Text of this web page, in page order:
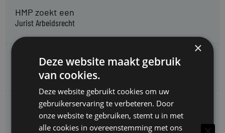
HMP zoekt een
Jurist Arbeidsrecht
Gemeente Meppel zoekt een
CAOP zoekt een
Juridisch adviseur (junior)
×
Deze website maakt gebruik
van cookies.
Deze website gebruikt cookies om uw
gebruikerservaring te verbeteren. Door
onze website te gebruiken, stemt u in met
alle cookies in overeenstemming met ons